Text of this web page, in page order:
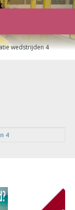
wedstrijden 4
4